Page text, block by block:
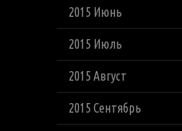
2015 Июнь
2015 Июль
2015 Август
2015 Сентябрь